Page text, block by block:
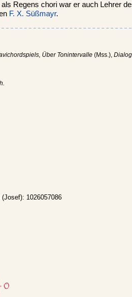
als Regens chori war er auch Lehrer
F. X. Süßmayr.
Über Tonintervalle (Mss.),
1026057086